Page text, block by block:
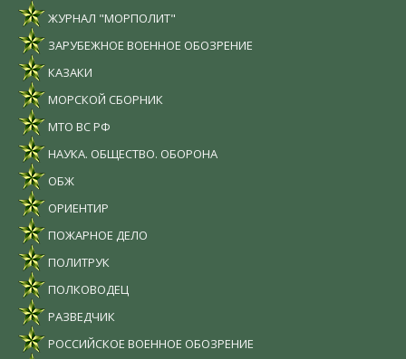
ЖУРНАЛ "МОРПОЛИТ"
ЗАРУБЕЖНОЕ ВОЕННОЕ ОБОЗРЕНИЕ
КАЗАКИ
МОРСКОЙ СБОРНИК
МТО ВС РФ
НАУКА. ОБЩЕСТВО. ОБОРОНА
ОБЖ
ОРИЕНТИР
ПОЖАРНОЕ ДЕЛО
ПОЛИТРУК
ПОЛКОВОДЕЦ
РАЗВЕДЧИК
РОССИЙСКОЕ ВОЕННОЕ ОБОЗРЕНИЕ